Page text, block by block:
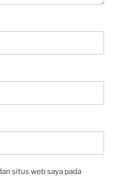
situs web saya pada